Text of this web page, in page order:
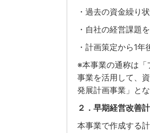
・過去の資金繰り
・自社の経営課題
・計画策定から1
※本事業の通称は
事業を活用して、
発展計画事業」とな
２．早期経営改善
本事業で作成する